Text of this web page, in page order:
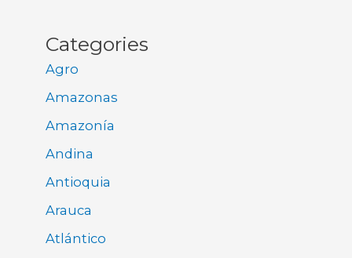
Categories
Agro
Amazonas
Amazonía
Andina
Antioquia
Arauca
Atlántico